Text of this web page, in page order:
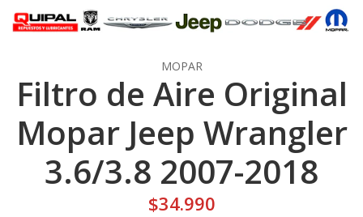
MOPAR
Filtro de Aire Original
Mopar Jeep Wrangler
3.6/3.8 2007-2018
$34.990